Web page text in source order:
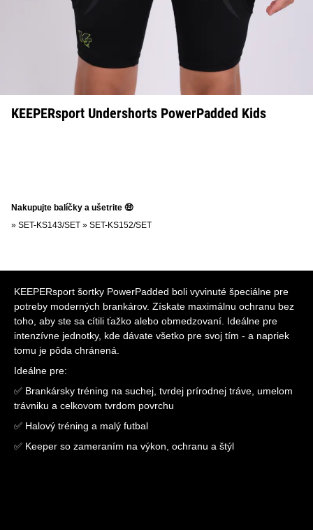
KEEPERsport Undershorts PowerPadded Kids
Nakupujte balíčky a ušetrite 🤑
» SET-KS143/SET » SET-KS152/SET
KEEPERsport šortky PowerPadded boli vyvinuté špeciálne pre
potreby moderných brankárov. Získate maximálnu ochranu bez
toho, aby ste sa cítili ťažko alebo obmedzovaní. Ideálne pre
intenzívne jednotky, kde dávate všetko pre svoj tím - a napriek
tomu je pôda chránená.
Ideálne pre:
✅ Brankársky tréning na suchej, tvrdej prírodnej tráve, umelom
trávniku a celkovom tvrdom povrchu
✅ Halový tréning a malý futbal
✅ Keeper so zameraním na výkon, ochranu a štýl